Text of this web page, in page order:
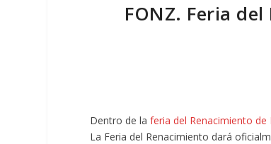
FONZ. Feria
Dentro de laferia del Renacimiento de
La Feria del Renacimiento dará